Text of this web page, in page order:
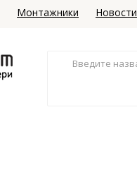
Монтажники Новости